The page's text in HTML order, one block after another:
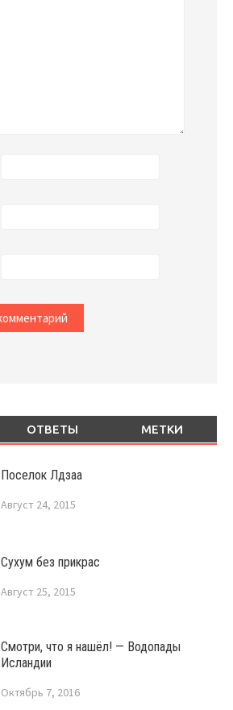
ОТВЕТЫ МЕТКИ
Поселок Лдзаа
Август 24, 2015
Сухум без прикрас
Август 25, 2015
Смотри, что я нашёл! — Водопады
Исландии
Октябрь 7, 2016